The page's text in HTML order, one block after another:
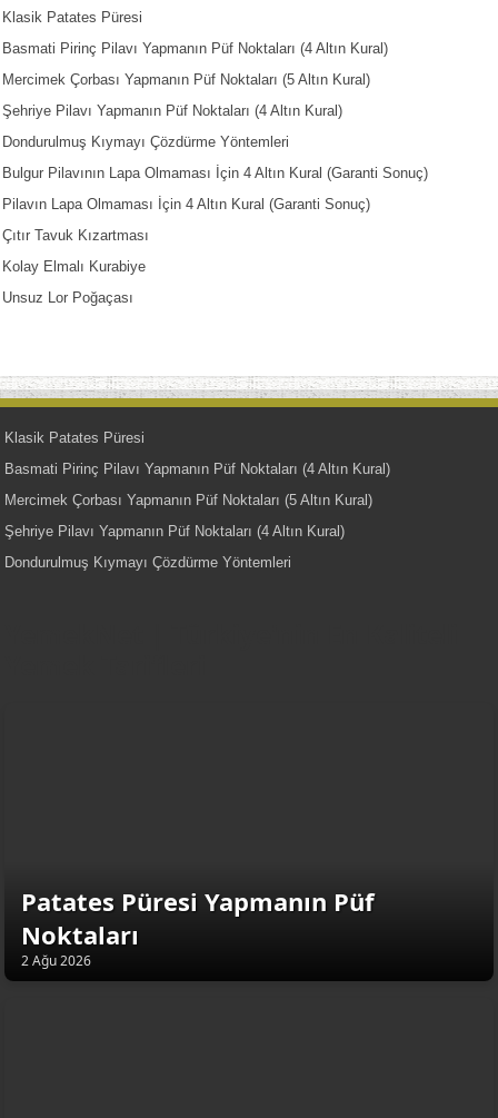
Klasik Patates Püresi
Basmati Pirinç Pilavı Yapmanın Püf Noktaları (4 Altın Kural)
Mercimek Çorbası Yapmanın Püf Noktaları (5 Altın Kural)
Şehriye Pilavı Yapmanın Püf Noktaları (4 Altın Kural)
Dondurulmuş Kıymayı Çözdürme Yöntemleri
Bulgur Pilavının Lapa Olmaması İçin 4 Altın Kural (Garanti Sonuç)
Pilavın Lapa Olmaması İçin 4 Altın Kural (Garanti Sonuç)
Çıtır Tavuk Kızartması
Kolay Elmalı Kurabiye
Unsuz Lor Poğaçası
Klasik Patates Püresi
Basmati Pirinç Pilavı Yapmanın Püf Noktaları (4 Altın Kural)
Mercimek Çorbası Yapmanın Püf Noktaları (5 Altın Kural)
Şehriye Pilavı Yapmanın Püf Noktaları (4 Altın Kural)
Dondurulmuş Kıymayı Çözdürme Yöntemleri
Patates Püresi Yapmanın Püf
Noktaları
2 Ağu 2026